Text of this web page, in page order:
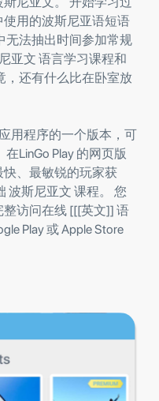
用的波斯尼亚语短语
无法抽出时间参加常规
亚文 语言学习课程和
，还有什么比在卧室放
用程序的一个版本，可
LinGo Play 的网页版
、最敏锐的玩家获
波斯尼亚文 课程。 您
访问在线 [[[英文]] 语
Play 或 Apple Store